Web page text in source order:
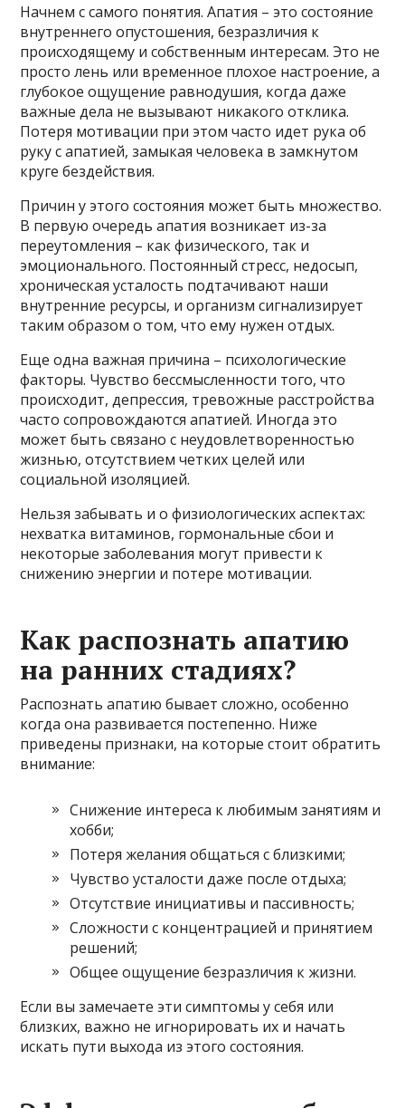
Начнем с самого понятия. Апатия – это состояние
внутреннего опустошения, безразличия к
происходящему и собственным интересам. Это не
просто лень или временное плохое настроение, а
глубокое ощущение равнодушия, когда даже
важные дела не вызывают никакого отклика.
Потеря мотивации при этом часто идет рука об
руку с апатией, замыкая человека в замкнутом
круге бездействия.
Причин у этого состояния может быть множество.
В первую очередь апатия возникает из-за
переутомления – как физического, так и
эмоционального. Постоянный стресс, недосып,
хроническая усталость подтачивают наши
внутренние ресурсы, и организм сигнализирует
таким образом о том, что ему нужен отдых.
Еще одна важная причина – психологические
факторы. Чувство бессмысленности того, что
происходит, депрессия, тревожные расстройства
часто сопровождаются апатией. Иногда это
может быть связано с неудовлетворенностью
жизнью, отсутствием четких целей или
социальной изоляцией.
Нельзя забывать и о физиологических аспектах:
нехватка витаминов, гормональные сбои и
некоторые заболевания могут привести к
снижению энергии и потере мотивации.
Как распознать апатию
на ранних стадиях?
Распознать апатию бывает сложно, особенно
когда она развивается постепенно. Ниже
приведены признаки, на которые стоит обратить
внимание:
Снижение интереса к любимым занятиям и
хобби;
Потеря желания общаться с близкими;
Чувство усталости даже после отдыха;
Отсутствие инициативы и пассивность;
Сложности с концентрацией и принятием
решений;
Общее ощущение безразличия к жизни.
Если вы замечаете эти симптомы у себя или
близких, важно не игнорировать их и начать
искать пути выхода из этого состояния.